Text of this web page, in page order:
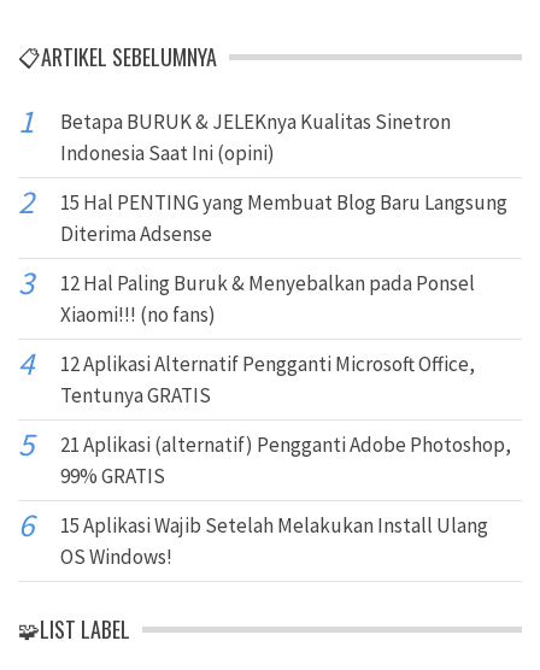
📋ARTIKEL SEBELUMNYA
Betapa BURUK & JELEKnya Kualitas Sinetron
Indonesia Saat Ini (opini)
15 Hal PENTING yang Membuat Blog Baru Langsung
Diterima Adsense
12 Hal Paling Buruk & Menyebalkan pada Ponsel
Xiaomi!!! (no fans)
12 Aplikasi Alternatif Pengganti Microsoft Office,
Tentunya GRATIS
21 Aplikasi (alternatif) Pengganti Adobe Photoshop,
99% GRATIS
15 Aplikasi Wajib Setelah Melakukan Install Ulang
OS Windows!
🧩LIST LABEL